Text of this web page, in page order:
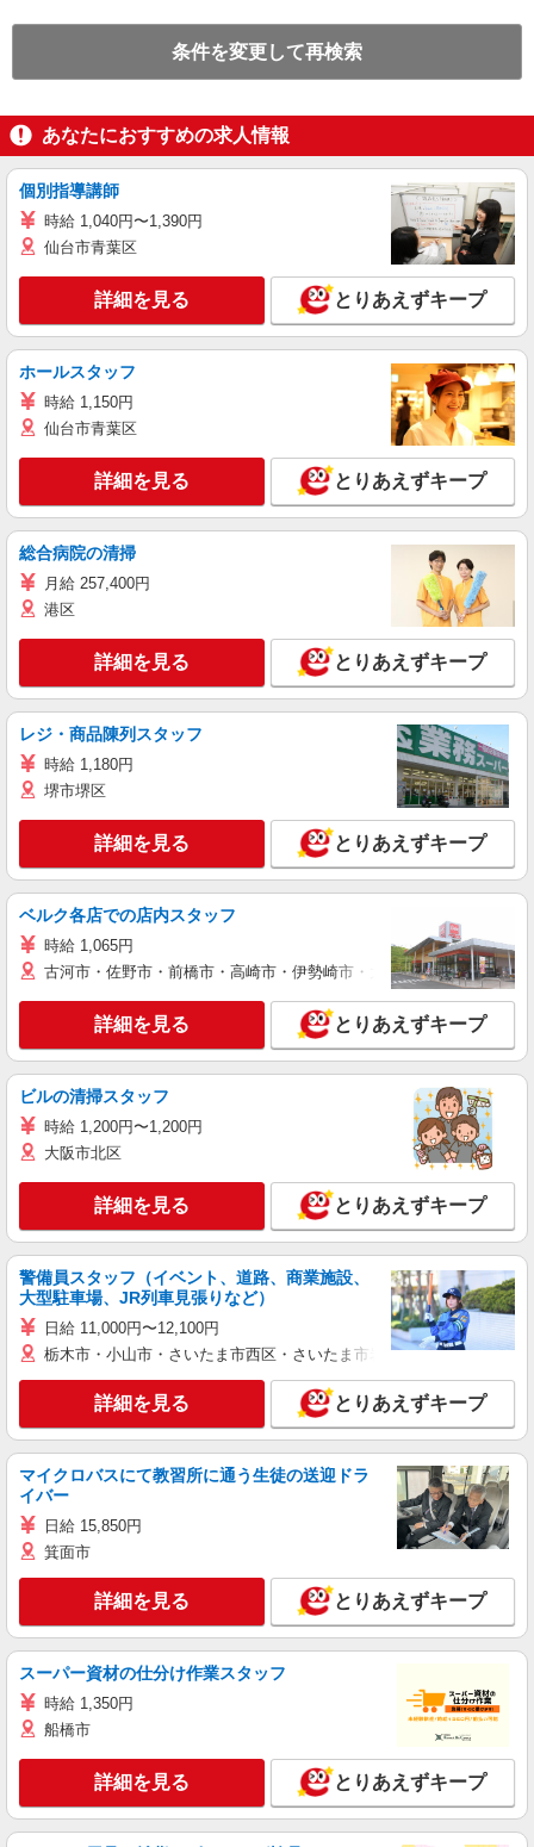
条件を変更して再検索
あなたにおすすめの求人情報
個別指導講師
時給 1,040円〜1,390円
仙台市青葉区
詳細を見る とりあえずキープ
ホールスタッフ
時給 1,150円
仙台市青葉区
詳細を見る とりあえずキープ
総合病院の清掃
月給 257,400円
港区
詳細を見る とりあえずキープ
レジ・商品陳列スタッフ
時給 1,180円
堺市堺区
詳細を見る とりあえずキープ
ベルク各店での店内スタッフ
時給 1,065円
古河市・佐野市・前橋市・高崎市・伊勢崎市・太田市・館林市・藤
詳細を見る とりあえずキープ
ビルの清掃スタッフ
時給 1,200円〜1,200円
大阪市北区
詳細を見る とりあえずキープ
警備員スタッフ（イベント、道路、商業施設、
大型駐車場、JR列車見張りなど）
日給 11,000円〜12,100円
栃木市・小山市・さいたま市西区・さいたま市岩槻区・久喜市・蓮田
詳細を見る とりあえずキープ
マイクロバスにて教習所に通う生徒の送迎ドラ
イバー
日給 15,850円
箕面市
詳細を見る とりあえずキープ
スーパー資材の仕分け作業スタッフ
時給 1,350円
船橋市
詳細を見る とりあえずキープ